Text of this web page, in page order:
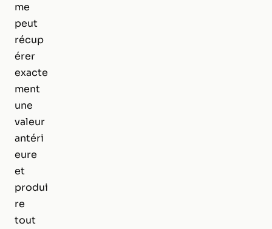
me
peut
récup
érer
exacte
ment
une
valeur
antéri
eure
et
produi
re
tout